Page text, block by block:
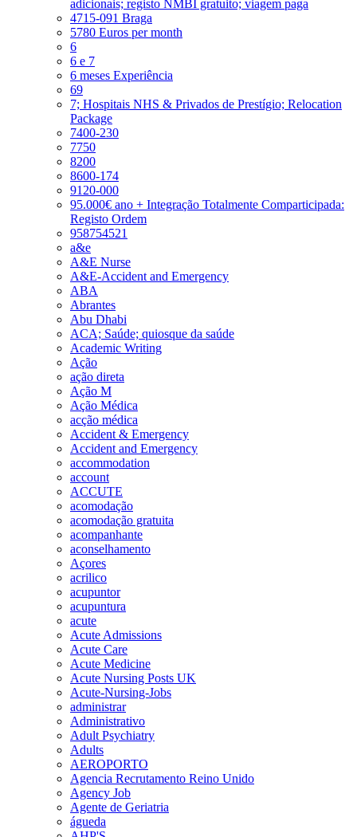
adicionais; registo NMBI gratuito; viagem paga
4715-091 Braga
5780 Euros per month
6
6 e 7
6 meses Experiência
69
7; Hospitais NHS & Privados de Prestígio; Relocation
Package
7400-230
7750
8200
8600-174
9120-000
95.000€ ano + Integração Totalmente Comparticipada:
Registo Ordem
958754521
a&e
A&E Nurse
A&E-Accident and Emergency
ABA
Abrantes
Abu Dhabi
ACA; Saúde; quiosque da saúde
Academic Writing
Ação
ação direta
Ação M
Ação Médica
acção médica
Accident & Emergency
Accident and Emergency
accommodation
account
ACCUTE
acomodação
acomodação gratuita
acompanhante
aconselhamento
Açores
acrilico
acupuntor
acupuntura
acute
Acute Admissions
Acute Care
Acute Medicine
Acute Nursing Posts UK
Acute-Nursing-Jobs
administrar
Administrativo
Adult Psychiatry
Adults
AEROPORTO
Agencia Recrutamento Reino Unido
Agency Job
Agente de Geriatria
águeda